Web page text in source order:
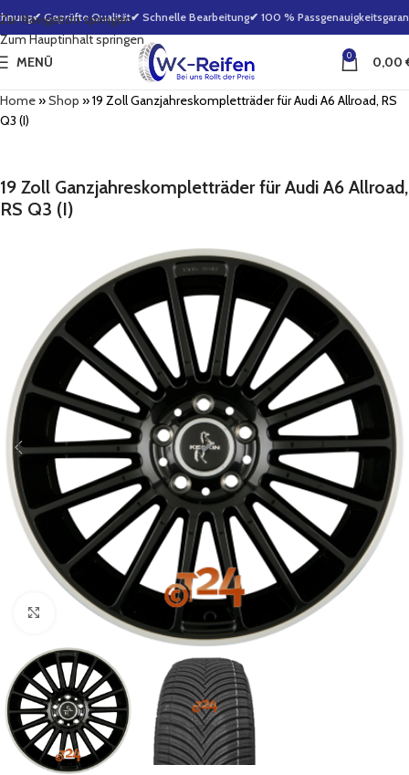
Zur Navigation springen
Zum Hauptinhalt springen
✔ Geprüfte Qualität✔ Schnelle Bearbeitung✔ 100 %
MENÜ 0 0,00
Home»Shop »19 Zoll Ganzjahreskompletträder für Audi A6 Allroad, RS
Q3 (I)
19 Zoll Ganzjahreskompletträder für Audi A6 Allroad,
RS Q3 (I)
Zum Vergrößern klicken